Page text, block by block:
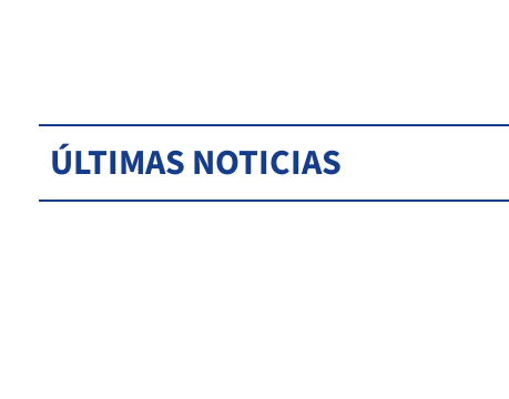
ÚLTIMAS NOTICIAS